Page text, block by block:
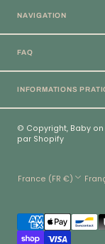
NAVIGATION
FAQ
INFORMATIONS
© Copyright, Baby
par Shopify
France (FR €)